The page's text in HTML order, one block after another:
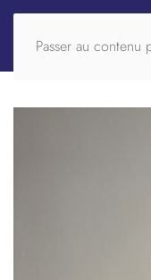
Passer au contenu